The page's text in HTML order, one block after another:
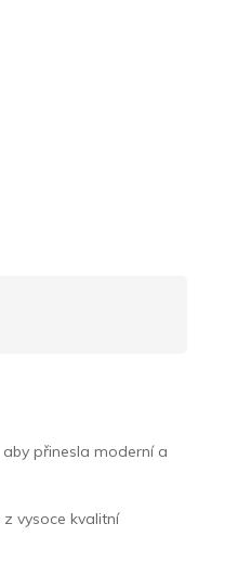
přinesla moderní a
vysoce kvalitní